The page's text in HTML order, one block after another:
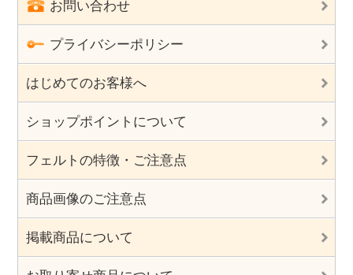
お問い合わせ
プライバシーポリシー
はじめてのお客様へ
ショップポイントについて
フェルトの特徴・ご注意点
商品画像のご注意点
掲載商品について